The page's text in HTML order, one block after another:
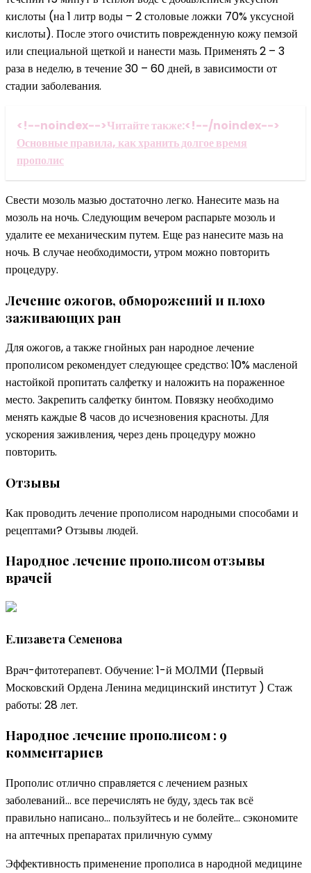
кислоты (на 1 литр воды – 2 столовые ложки 70% уксусной
кислоты). После этого очистить поврежденную кожу пемзой
или специальной щеткой и нанести мазь. Применять 2 – 3
раза в неделю, в течение 30 – 60 дней, в зависимости от
стадии заболевания.
<!--noindex-->Читайте также:<!--/noindex-->
Основные правила, как хранить долгое время
прополис
Свести мозоль мазью достаточно легко. Нанесите мазь на
мозоль на ночь. Следующим вечером распарьте мозоль и
удалите ее механическим путем. Еще раз нанесите мазь на
ночь. В случае необходимости, утром можно повторить
процедуру.
Лечение ожогов, обморожений и плохо
заживающих ран
Для ожогов, а также гнойных ран народное лечение
прополисом рекомендует следующее средство: 10% масленой
настойкой пропитать салфетку и наложить на пораженное
место. Закрепить салфетку бинтом. Повязку необходимо
менять каждые 8 часов до исчезновения красноты. Для
ускорения заживления, через день процедуру можно
повторить.
Отзывы
Как проводить лечение прополисом народными способами и
рецептами? Отзывы людей.
Народное лечение прополисом отзывы
врачей
Елизавета Семенова
Врач-фитотерапевт. Обучение: 1-й МОЛМИ (Первый
Московский Ордена Ленина медицинский институт ) Стаж
работы: 28 лет.
Народное лечение прополисом : 9
комментариев
Прополис отлично справляется с лечением разных
заболеваний… все перечислять не буду, здесь так всё
правильно написано… пользуйтесь и не болейте… сэкономите
на аптечных препаратах приличную сумму
Эффективность применение прополиса в народной медицине